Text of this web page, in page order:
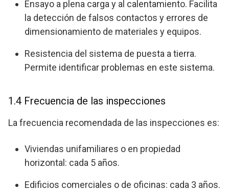
Ensayo a plena carga y al calentamiento. Facilita
la detección de falsos contactos y errores de
dimensionamiento de materiales y equipos.
Resistencia del sistema de puesta a tierra.
Permite identificar problemas en este sistema.
1.4 Frecuencia de las inspecciones
La frecuencia recomendada de las inspecciones es:
Viviendas unifamiliares o en propiedad
horizontal: cada 5 años.
Edificios comerciales o de oficinas: cada 3 años.